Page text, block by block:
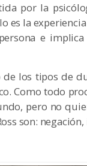
por la
es la
e
los tipos de
Como todo
pero no
son: